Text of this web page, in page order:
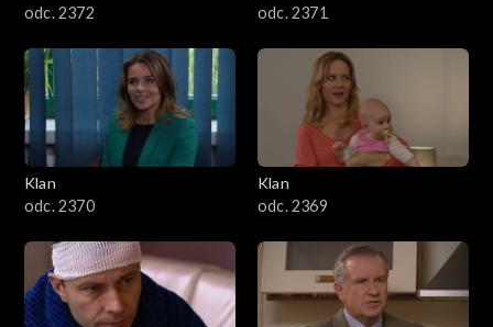
odc. 2372
odc. 2371
Klan
odc. 2370
Klan
odc. 2369